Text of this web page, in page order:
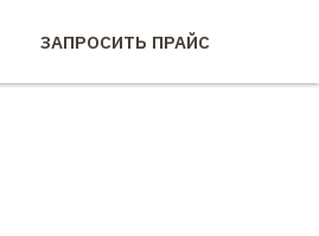
ЗАПРОСИТЬ ПРАЙС